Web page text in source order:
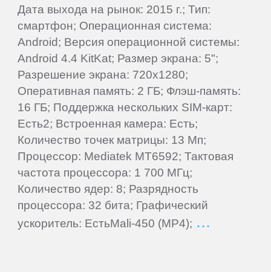
Дата выхода на рынок: 2015 г.; Тип:
смартфон; Операционная система:
Android; Версия операционной системы:
Android 4.4 KitKat; Размер экрана: 5";
Разрешение экрана: 720x1280;
Оперативная память: 2 ГБ; Флэш-память:
16 ГБ; Поддержка нескольких SIM-карт:
Есть2; Встроенная камера: Есть;
Количество точек матрицы: 13 Мп;
Процессор: Mediatek MT6592; Тактовая
частота процессора: 1 700 МГц;
Количество ядер: 8; Разрядность
процессора: 32 бита; Графический
ускоритель: ЕстьMali-450 (MP4);
Sitemap
ПЛАНШЕТЫ
3Q
4Good
Acer